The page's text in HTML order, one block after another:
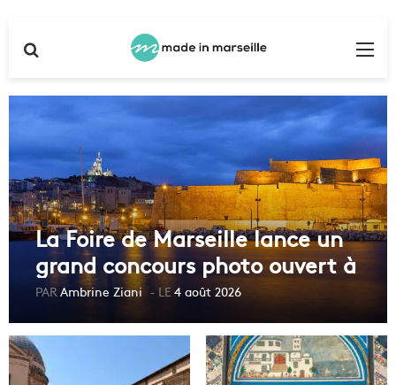
La Foire de Marseille lance un
grand concours photo ouvert à
tousAmbrine Ziani 4 août 2026